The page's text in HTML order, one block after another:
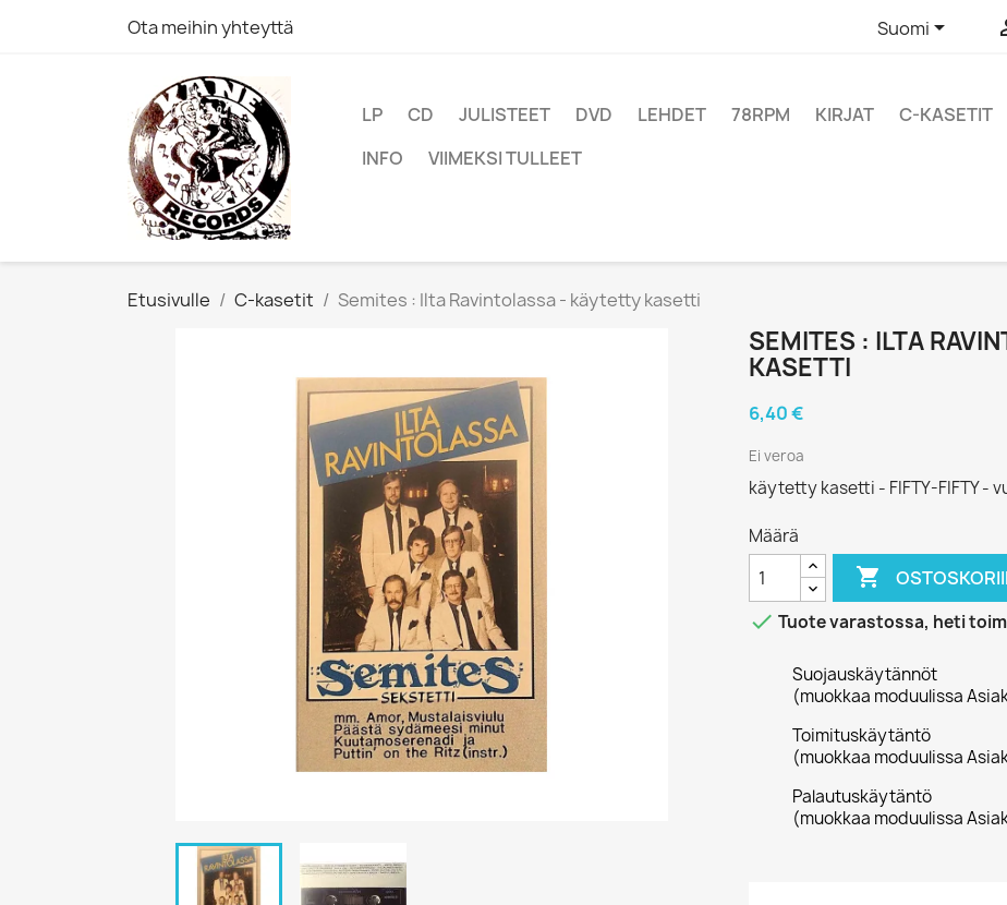
Ota meihin yhteyttä Suomi
LP CD JULISTEET DVD LEHDET 78RPM KIRJAT C-KASETIT
INFO
VIIMEKSI TULLEET
Etusivulle C-kasetit Semites : Ilta Ravintolassa - käytetty kasetti
SEMITES : ILTA
KASETTI
6,40 €
Ei veroa
käytetty kasetti - FIFTY-FIFTY -
Määrä

 Tuote varastossa, heti
Suojauskäytännöt
(muokkaa moduulissa
Toimituskäytäntö
(muokkaa moduulissa
Palautuskäytäntö
(muokkaa moduulissa